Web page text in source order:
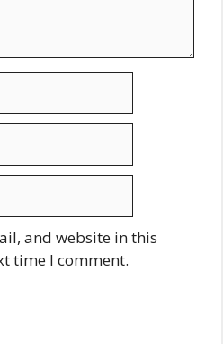
and website in this
time I comment.